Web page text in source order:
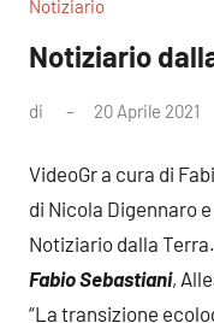
Notiziario
Notiziario
di 20 Aprile 2021
VideoGr a cura di
di Nicola Digennaro
Notiziario dalla
Fabio Sebastiani,
“La transizione